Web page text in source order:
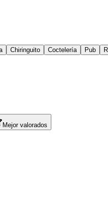
Chiringuito Coctelería Pub
Mejor valorados